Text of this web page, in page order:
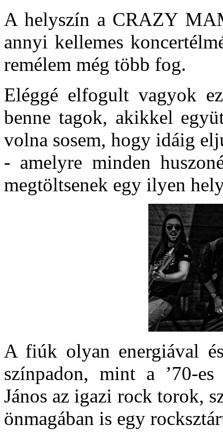
A helyszín a CRAZY
annyi kellemes
remélem még több fog.
Eléggé elfogult vagyok
benne tagok, akikkel
volna sosem, hogy idáig
- amelyre minden
megtöltsenek egy ilyen
A fiúk olyan energiával
színpadon, mint a ’70-
János az igazi rock torok,
önmagában is egy